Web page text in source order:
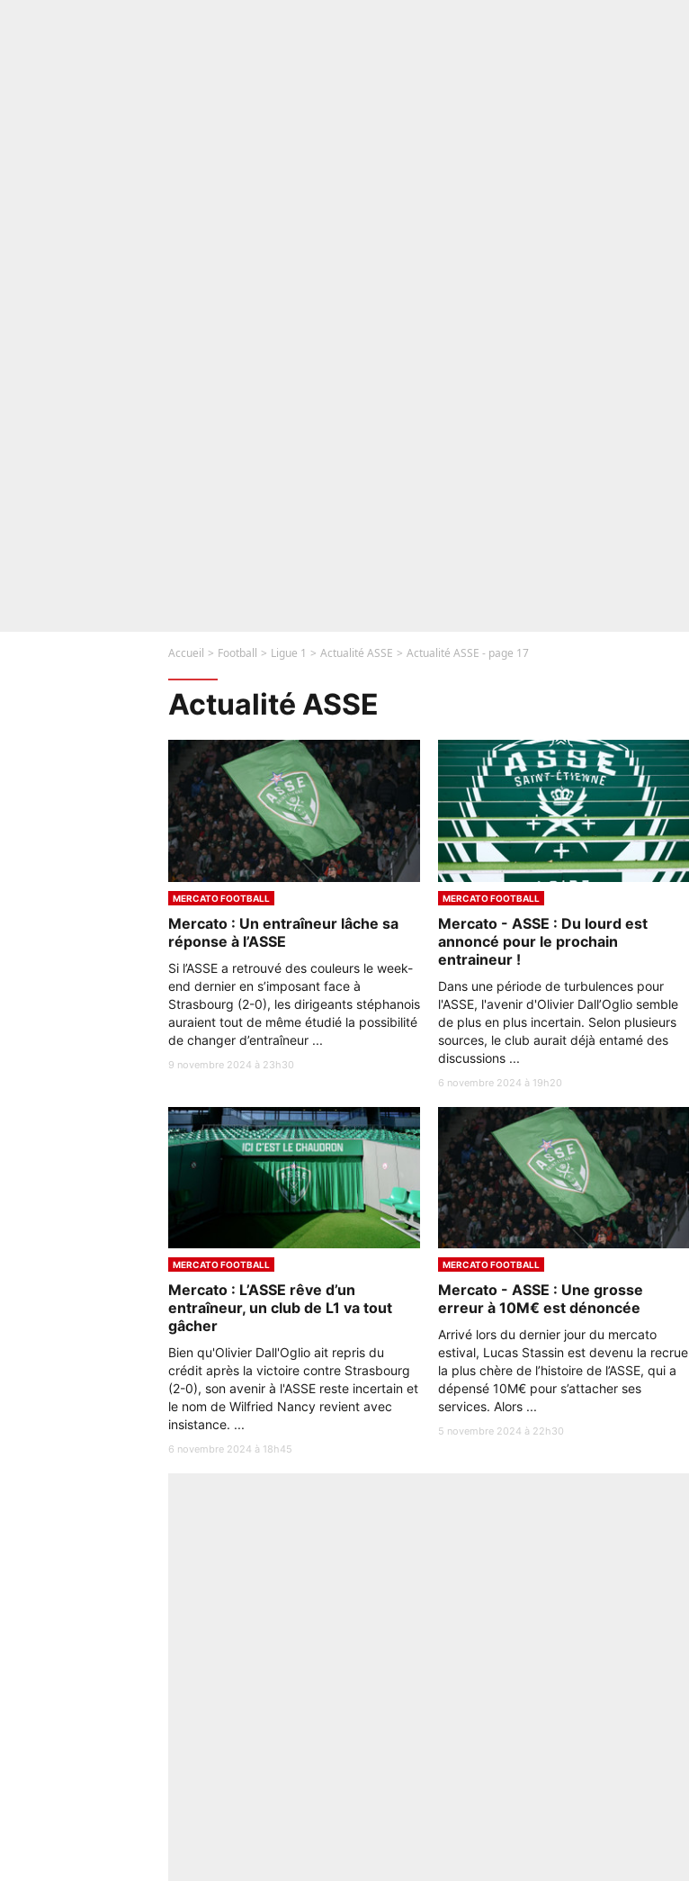
Accueil Football Ligue 1 Actualité ASSE Actualité ASSE - page 17
Actualité ASSE
MERCATO FOOTBALL
Mercato : Un entraîneur lâche sa
réponse à l’ASSE
Si l’ASSE a retrouvé des couleurs le week-
end dernier en s’imposant face à
Strasbourg (2-0), les dirigeants stéphanois
auraient tout de même étudié la possibilité
de changer d’entraîneur ...
9 novembre 2024 à 23h30
MERCATO FOOTBALL
Mercato - ASSE : Du lourd est
annoncé pour le prochain
entraineur !
Dans une période de turbulences pour
l'ASSE, l'avenir d'Olivier Dall’Oglio semble
de plus en plus incertain. Selon plusieurs
sources, le club aurait déjà entamé des
discussions ...
6 novembre 2024 à 19h20
MERCATO FOOTBALL
Mercato : L’ASSE rêve d’un
entraîneur, un club de L1 va tout
gâcher
Bien qu'Olivier Dall'Oglio ait repris du
crédit après la victoire contre Strasbourg
(2-0), son avenir à l'ASSE reste incertain et
le nom de Wilfried Nancy revient avec
insistance. ...
6 novembre 2024 à 18h45
MERCATO FOOTBALL
Mercato - ASSE : Une grosse
erreur à 10M€ est dénoncée
Arrivé lors du dernier jour du mercato
estival, Lucas Stassin est devenu la recrue
la plus chère de l’histoire de l’ASSE, qui a
dépensé 10M€ pour s’attacher ses
services. Alors ...
5 novembre 2024 à 22h30